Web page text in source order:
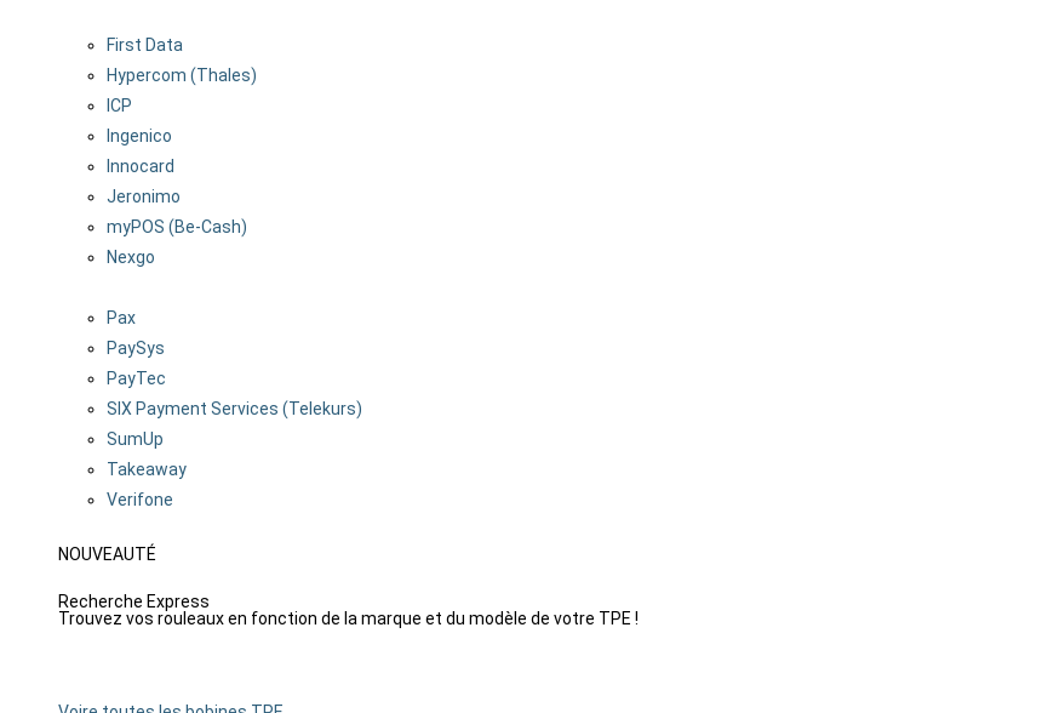
First Data
Hypercom (Thales)
ICP
Ingenico
Innocard
Jeronimo
myPOS (Be-Cash)
Nexgo
Pax
PaySys
PayTec
SIX Payment Services (Telekurs)
SumUp
Takeaway
Verifone
NOUVEAUTÉ
Recherche Express
Trouvez vos rouleaux en fonction de la marque et du modèle de votre TPE !